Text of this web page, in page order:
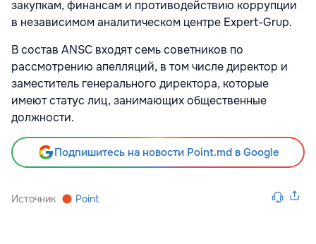
закупкам, финансам и противодействию коррупции
в независимом аналитическом центре Expert-Grup.
В состав ANSC входят семь советников по
рассмотрению апелляций, в том числе директор и
заместитель генерального директора, которые
имеют статус лиц, занимающих общественные
должности.
Подпишитесь на новости Point.md в Google
Источник Point